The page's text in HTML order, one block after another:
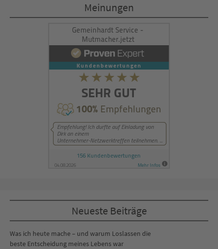
powered byUsercentrics Consent
Management Platform&eRecht24
Meinungen
Neueste Beiträge
Was ich heute mache – und warum Loslassen die
beste Entscheidung meines Lebens war